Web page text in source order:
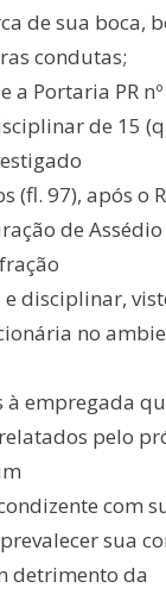
de sua boca,
condutas;
a Portaria PR
de 15
(fl. 97), após o
de
e disciplinar,
no
empregada
pelo
com
sua
detrimento da